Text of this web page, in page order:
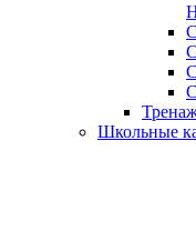
Школьные